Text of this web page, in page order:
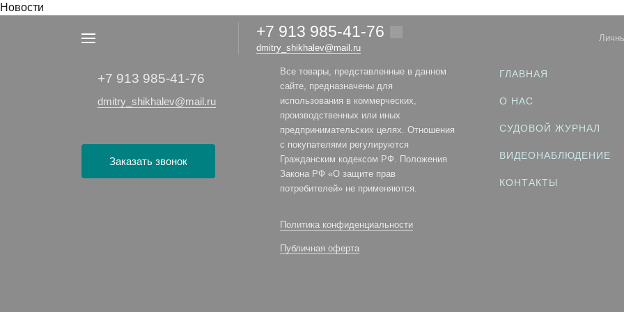
+7 913 985-41-76
dmitry_shikhalev@mail.ru
Новости
+7 913 985-41-76
dmitry_shikhalev@mail.ru
Заказать звонок
Все товары, представленные в данном
сайте, предназначены для
использования в коммерческих,
производственных или иных
предпринимательских целях. Отношения
с покупателями регулируются
Гражданским кодексом РФ. Положения
Закона РФ «О защите прав
потребителей» не применяются.
Политика конфиденциальности
Публичная оферта
ГЛАВНАЯ
О НАС
СУДОВОЙ ЖУРНАЛ
ВИДЕОНАБЛЮДЕНИЕ
КОНТАКТЫ